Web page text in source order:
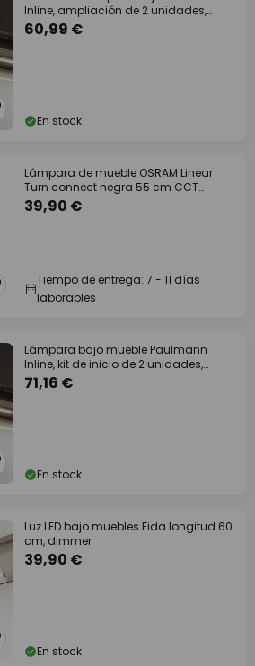
Inline, ampliación de 2 unidades,
blanco, 35 cm,
60,99 €
En stock
Lámpara de mueble OSRAM Linear
Turn connect negra 55 cm CCT
atenuable
39,90 €
Tiempo de entrega: 7 - 11 días
laborables
Lámpara bajo mueble Paulmann
Inline, kit de inicio de 2 unidades,
blanco, 35
71,16 €
En stock
Luz LED bajo muebles Fida longitud 60
cm, dimmer
39,90 €
En stock